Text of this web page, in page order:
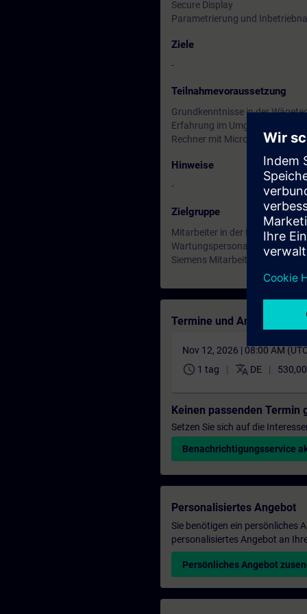
Secure Display
Parametrierung und
Ziele
-
Teilnahmevoraussetzung
Grundkenntnisse in der
Erfahrung im Umgang mit
Rechner mit Microsoft Teams
Hinweise
-
Zielgruppe
Mitarbeiter in der Planung und
Wartungspersonal
Siemens Mitarbeiter in Vertrieb
Termine und Anmeldung
Nov 12, 2026 | 08:00 AM
schedule 1 tag translate DE
Keinen passenden Termin
Setzen Sie sich auf die
Benachrichtigungsservice
Personalisiertes Angebot
Sie benötigen ein persönliches
personalisiertes Angebot an
Persönliches Angebot